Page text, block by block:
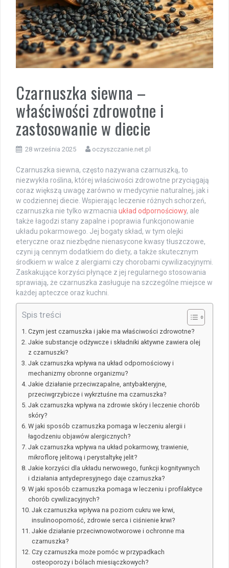
Czarnuszka siewna –
właściwości zdrowotne i
zastosowanie w diecie
28 września 2025 oczyszczanie.net.pl
Czarnuszka siewna, często nazywana czarnuszką, to
niezwykła roślina, której właściwości zdrowotne przyciągają
coraz większą uwagę zarówno w medycynie naturalnej, jak i
w codziennej diecie. Wspierając leczenie różnych schorzeń,
czarnuszka nie tylko wzmacnia układ odpornościowy, ale
także łagodzi stany zapalne i poprawia funkcjonowanie
układu pokarmowego. Jej bogaty skład, w tym olejki
eteryczne oraz niezbędne nienasycone kwasy tłuszczowe,
czyni ją cennym dodatkiem do diety, a także skutecznym
środkiem w walce z alergiami czy chorobami cywilizacyjnymi.
Zaskakujące korzyści płynące z jej regularnego stosowania
sprawiają, że czarnuszka zasługuje na szczególne miejsce w
każdej apteczce oraz kuchni.
Spis treści
Czym jest czarnuszka i jakie ma właściwości zdrowotne?
Jakie substancje odżywcze i składniki aktywne zawiera olej
z czarnuszki?
Jak czarnuszka wpływa na układ odpornościowy i
mechanizmy obronne organizmu?
Jakie działanie przeciwzapalne, antybakteryjne,
przeciwgrzybicze i wykrztuśne ma czarnuszka?
Jak czarnuszka wpływa na zdrowie skóry i leczenie chorób
skóry?
W jaki sposób czarnuszka pomaga w leczeniu alergii i
łagodzeniu objawów alergicznych?
Jak czarnuszka wpływa na układ pokarmowy, trawienie,
mikroflorę jelitową i perystaltykę jelit?
Jakie korzyści dla układu nerwowego, funkcji kognitywnych
i działania antydepresyjnego daje czarnuszka?
W jaki sposób czarnuszka pomaga w leczeniu i profilaktyce
chorób cywilizacyjnych?
Jak czarnuszka wpływa na poziom cukru we krwi,
insulinooporność, zdrowie serca i ciśnienie krwi?
Jakie działanie przeciwnowotworowe i ochronne ma
czarnuszka?
Czy czarnuszka może pomóc w przypadkach
osteoporozy i bólach miesiączkowych?